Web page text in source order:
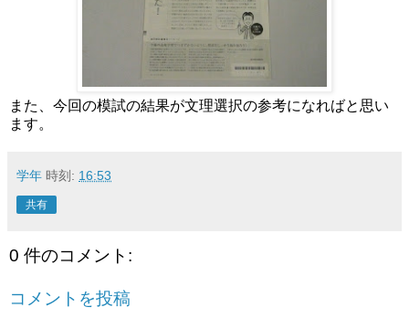
また、今回の模試の結果が文理選択の参考になればと思い
ます。
学年 時刻: 16:53
共有
0 件のコメント:
コメントを投稿